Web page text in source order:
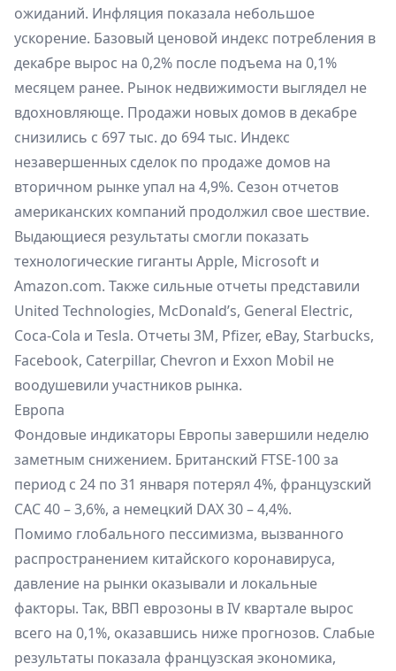
ожиданий. Инфляция показала небольшое
ускорение. Базовый ценовой индекс потребления в
декабре вырос на 0,2% после подъема на 0,1%
месяцем ранее. Рынок недвижимости выглядел не
вдохновляюще. Продажи новых домов в декабре
снизились с 697 тыс. до 694 тыс. Индекс
незавершенных сделок по продаже домов на
вторичном рынке упал на 4,9%. Сезон отчетов
американских компаний продолжил свое шествие.
Выдающиеся результаты смогли показать
технологические гиганты Apple, Microsoft и
Amazon.com. Также сильные отчеты представили
United Technologies, McDonald’s, General Electric,
Coca-Cola и Tesla. Отчеты 3M, Pfizer, eBay, Starbucks,
Facebook, Caterpillar, Chevron и Exxon Mobil не
воодушевили участников рынка.
Европа
Фондовые индикаторы Европы завершили неделю
заметным снижением. Британский FTSE-100 за
период с 24 по 31 января потерял 4%, французский
CAC 40 – 3,6%, а немецкий DAX 30 – 4,4%.
Помимо глобального пессимизма, вызванного
распространением китайского коронавируса,
давление на рынки оказывали и локальные
факторы. Так, ВВП еврозоны в IV квартале вырос
всего на 0,1%, оказавшись ниже прогнозов. Слабые
результаты показала французская экономика,